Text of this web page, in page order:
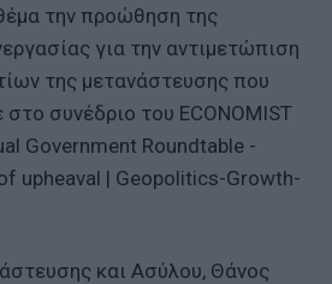
την προώθηση της
για την αντιμετώπιση
της μετανάστευσης που
συνέδριο του ECONOMIST
Government Roundtable -
upheaval | Geopolitics-Growth-
και Ασύλου, Θάνος